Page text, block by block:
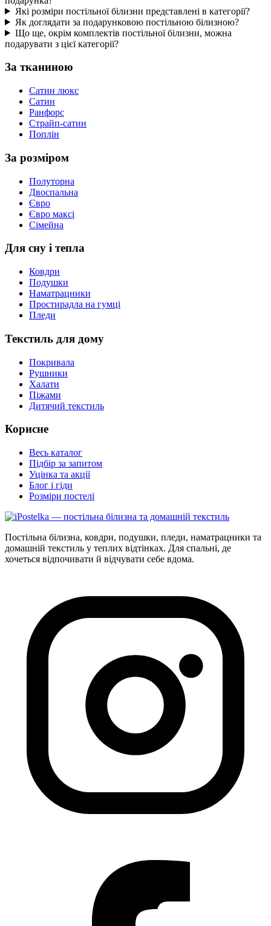
Які розміри постільної білизни представлені в категорії?
Як доглядати за подарунковою постільною білизною?
Що ще, окрім комплектів постільної білизни, можна
подарувати з цієї категорії?
За тканиною
Сатин люкс
Сатин
Ранфорс
Страйп-сатин
Поплін
За розміром
Полуторна
Двоспальна
Євро
Євро максі
Сімейна
Для сну і тепла
Ковдри
Подушки
Наматрацники
Простирадла на гумці
Пледи
Текстиль для дому
Покривала
Рушники
Халати
Піжами
Дитячий текстиль
Корисне
Весь каталог
Підбір за запитом
Уцінка та акції
Блог і гіди
Розміри постелі
Постільна білизна, ковдри, подушки, пледи, наматрацники та
домашній текстиль у теплих відтінках. Для спальні, де
хочеться відпочивати й відчувати себе вдома.